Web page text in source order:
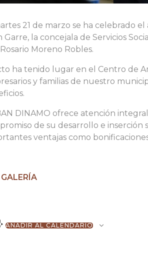
21 de marzo se ha celebrado
Garre, la concejala de Servicios
Moreno Robles.
ha tenido lugar en el Centro de
y familias de nuestro
DINAMO ofrece atención
de su desarrollo e inserción
ventajas como
AÑADIR AL CALENDARIO